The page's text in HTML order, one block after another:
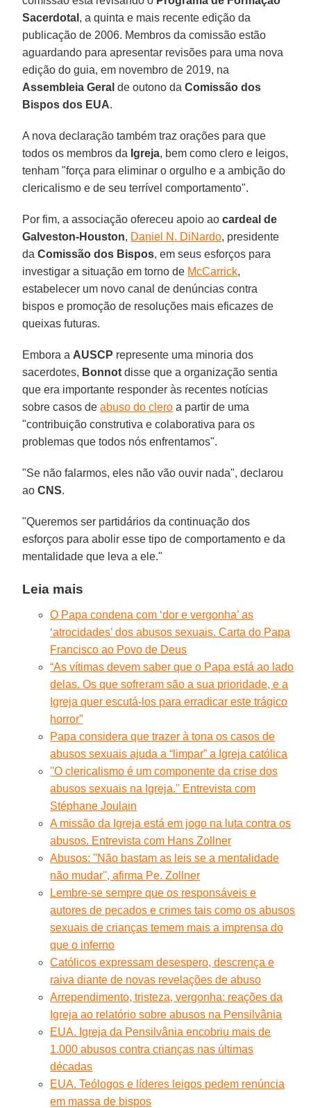
Sacerdotal , a quinta e mais recente edição da
publicação de 2006. Membros da comissão estão
aguardando para apresentar revisões para uma nova
edição do guia, em novembro de 2019, na
Assembleia Geral de outono daComissão dos
Bispos dos EUA.
A nova declaração também traz orações para que
todos os membros da Igreja, bem como clero e leigos,
tenham "força para eliminar o orgulho e a ambição do
clericalismo e de seu terrível comportamento".
Por fim, a associação ofereceu apoio aocardeal de
Galveston-Houston, Daniel N. DiNardo, presidente
daComissão dos Bispos, em seus esforços para
investigar a situação em torno de McCarrick,
estabelecer um novo canal de denúncias contra
bispos e promoção de resoluções mais eficazes de
queixas futuras.
Embora a AUSCP represente uma minoria dos
sacerdotes, Bonnot disse que a organização sentia
que era importante responder às recentes notícias
sobre casos deabuso do clero a partir de uma
"contribuição construtiva e colaborativa para os
problemas que todos nós enfrentamos".
"Se não falarmos, eles não vão ouvir nada", declarou
aoCNS.
"Queremos ser partidários da continuação dos
esforços para abolir esse tipo de comportamento e da
mentalidade que leva a ele."
Leia mais
O Papa condena com ‘dor e vergonha’ as
‘atrocidades’ dos abusos sexuais. Carta do Papa
Francisco ao Povo de Deus
“As vítimas devem saber que o Papa está ao lado
delas. Os que sofreram são a sua prioridade, e a
Igreja quer escutá-los para erradicar este trágico
horror”
Papa considera que trazer à tona os casos de
abusos sexuais ajuda a “limpar” a Igreja católica
''O clericalismo é um componente da crise dos
abusos sexuais na Igreja.'' Entrevista com
Stéphane Joulain
A missão da Igreja está em jogo na luta contra os
abusos. Entrevista com Hans Zollner
Abusos: ''Não bastam as leis se a mentalidade
não mudar'', afirma Pe. Zollner
Lembre-se sempre que os responsáveis e
autores de pecados e crimes tais como os abusos
sexuais de crianças temem mais a imprensa do
que o inferno
Católicos expressam desespero, descrença e
raiva diante de novas revelações de abuso
Arrependimento, tristeza, vergonha: reações da
Igreja ao relatório sobre abusos na Pensilvânia
EUA. Igreja da Pensilvânia encobriu mais de
1.000 abusos contra crianças nas últimas
décadas
EUA. Teólogos e líderes leigos pedem renúncia
em massa de bispos